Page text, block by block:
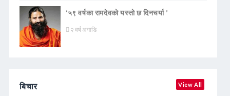
‘५९ वर्षका रामदेवकाे यस्ताे छ दिनचर्या ’
२ वर्ष अगाडि
बिचार View All